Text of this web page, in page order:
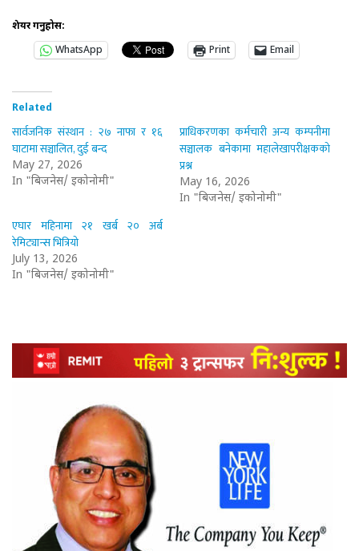
शेयर गर्नुहोस:
WhatsApp
Print Email
Related
सार्वजनिक संस्थान : २७ नाफा र १६
घाटामा सञ्चालित, दुई बन्द
May 27, 2026
In "बिजनेस/ इकोनोमी"
प्राधिकरणका कर्मचारी अन्य कम्पनीमा
सञ्चालक बनेकामा महालेखापरीक्षकको
प्रश्न
May 16, 2026
In "बिजनेस/ इकोनोमी"
एघार महिनामा २१ खर्ब २० अर्ब
रेमिट्यान्स भित्रियो
July 13, 2026
In "बिजनेस/ इकोनोमी"